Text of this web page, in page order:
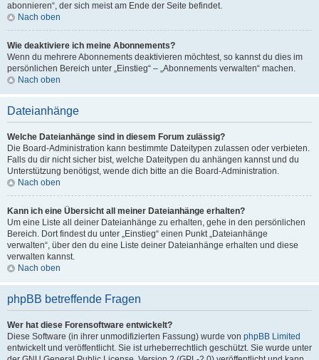
abonnieren“, der sich meist am Ende der Seite befindet.
Nach oben
Wie deaktiviere ich meine Abonnements?
Wenn du mehrere Abonnements deaktivieren möchtest, so kannst du dies im
persönlichen Bereich unter „Einstieg“ – „Abonnements verwalten“ machen.
Nach oben
Dateianhänge
Welche Dateianhänge sind in diesem Forum zulässig?
Die Board-Administration kann bestimmte Dateitypen zulassen oder verbieten.
Falls du dir nicht sicher bist, welche Dateitypen du anhängen kannst und du
Unterstützung benötigst, wende dich bitte an die Board-Administration.
Nach oben
Kann ich eine Übersicht all meiner Dateianhänge erhalten?
Um eine Liste all deiner Dateianhänge zu erhalten, gehe in den persönlichen
Bereich. Dort findest du unter „Einstieg“ einen Punkt „Dateianhänge
verwalten“, über den du eine Liste deiner Dateianhänge erhalten und diese
verwalten kannst.
Nach oben
phpBB betreffende Fragen
Wer hat diese Forensoftware entwickelt?
Diese Software (in ihrer unmodifizierten Fassung) wurde von phpBB Limited
entwickelt und veröffentlicht. Sie ist urheberrechtlich geschützt. Sie wurde unter